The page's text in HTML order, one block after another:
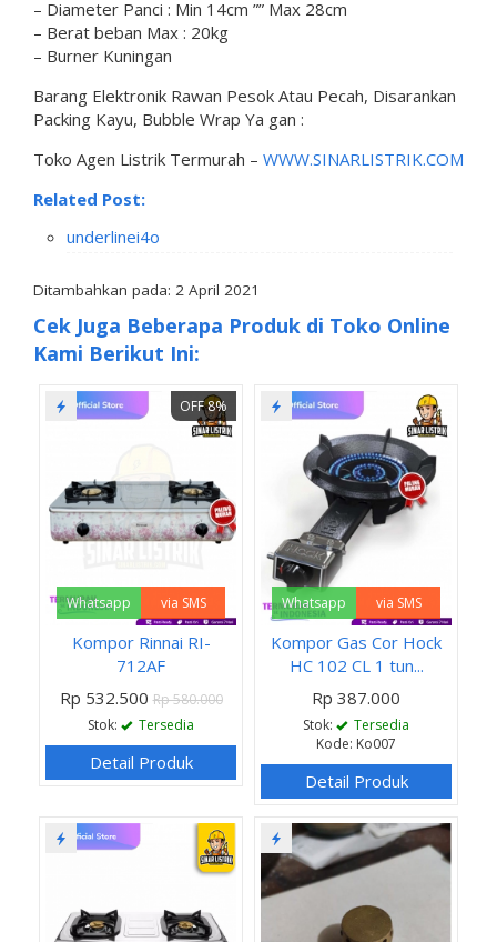
– Diameter Panci : Min 14cm ”” Max 28cm
– Berat beban Max : 20kg
– Burner Kuningan
Barang Elektronik Rawan Pesok Atau Pecah, Disarankan
Packing Kayu, Bubble Wrap Ya gan :
Toko Agen Listrik Termurah – WWW.SINARLISTRIK.COM
Related Post:
underlinei4o
Ditambahkan pada: 2 April 2021
Cek Juga Beberapa Produk di Toko Online
Kami Berikut Ini:
OFF 8%
Whatsapp via SMS
Kompor Rinnai RI-
712AF
Rp 532.500Rp 580.000
Stok:
Tersedia
Detail Produk
Whatsapp via SMS
Kompor Gas Cor Hock
HC 102 CL 1 tun...
Rp 387.000
Stok:
Tersedia
Kode: Ko007
Detail Produk